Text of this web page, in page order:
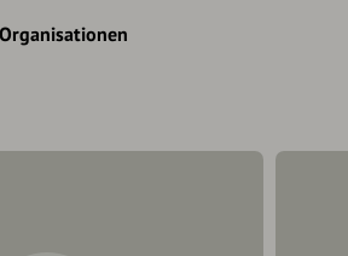
Organisationen